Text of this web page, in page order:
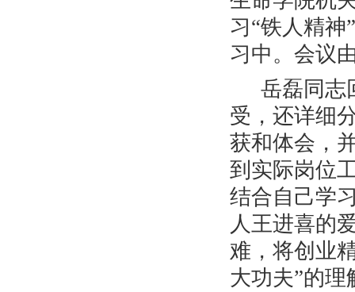
习“铁人精神
习中。会议
岳磊同志
受，还详细
获和体会，
到实际岗位
结合自己学
人王进喜的
难，将创业
大功夫”的